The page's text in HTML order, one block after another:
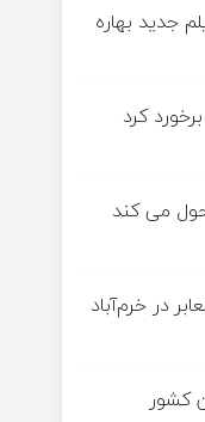
جدید بهاره
می کند
در خرم‌آباد
کشور